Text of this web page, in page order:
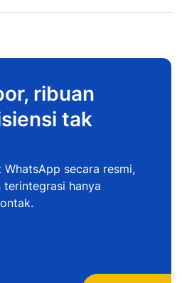
ribuan
tak
secara resmi,
terintegrasi hanya